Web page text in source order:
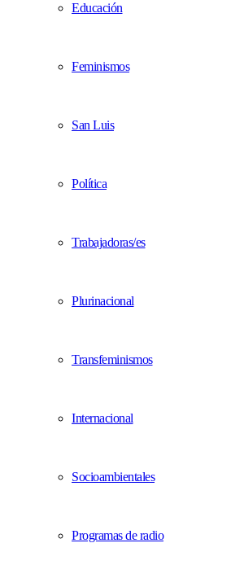
Educación
Feminismos
San Luis
Política
Trabajadoras/es
Plurinacional
Transfeminismos
Internacional
Socioambientales
Programas de radio